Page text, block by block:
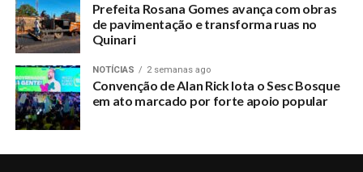
Prefeita Rosana Gomes avança com obras
de pavimentação e transforma ruas no
Quinari
NOTÍCIAS 2 semanas ago
Convenção de Alan Rick lota o Sesc Bosque
em ato marcado por forte apoio popular